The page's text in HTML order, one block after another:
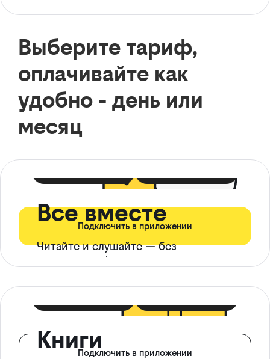
Выберите тариф,
оплачивайте как
удобно - день или
месяц
Все вместе
Читайте и слушайте — без
ограничений*
Подключить в приложении
КнигиПодключить в приложении